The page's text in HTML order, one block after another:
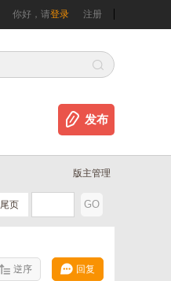
你好，请登录 注册
发布
版主管理
尾页
逆序 回复